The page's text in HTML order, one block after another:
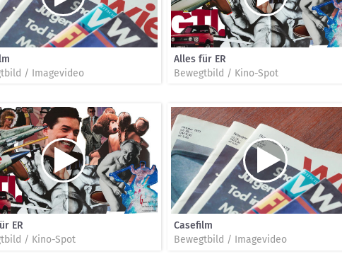
/ Imagevideo
Alles für ER
Bewegtbild / Kino-Spot
ER
/ Kino-Spot
Casefilm
Bewegtbild / Imagevideo